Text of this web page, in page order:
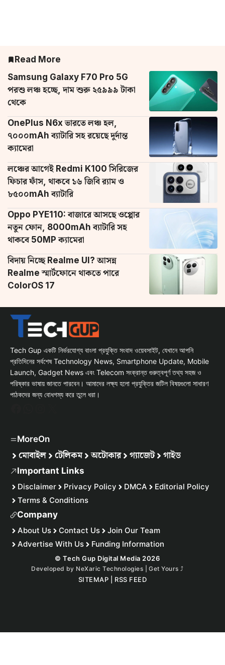
Read More
Samsung Galaxy F70 Pro 5G
পরশু লঞ্চ হচ্ছে, দাম শুরু ২৫৯৯৯ টাকা
থেকে
OnePlus N6x ভারতে লঞ্চ হল,
৭০০০mAh ব্যাটারি সহ রয়েছে দুর্দান্ত
ক্যামেরা
লঞ্চের আগেই Redmi K100 সিরিজের
ফিচার ফাঁস, থাকবে ১৬ জিবি র‌্যাম ও
৮৫০০mAh ব্যাটারি
Oppo PYE110: বাজারে আসছে ওপ্পোর
নতুন ফোন, 8000mAh ব্যাটারি সহ
থাকবে 50MP ক্যামেরা
বিদায় নিচ্ছে Realme UI? আসন্ন
Realme স্মার্টফোনে থাকতে পারে
ColorOS 17
Tech Gup একটি নির্ভরযোগ্য বাংলা প্রযুক্তি সংবাদ ওয়েবসাইট, যেখানে আপনি
প্রতিদিনের সর্বশেষ Technology News, Smartphone Update, Mobile
Launch, Gadget News এবং Telecom সংক্রান্ত গুরুত্বপূর্ণ তথ্য সহজ ও
পরিষ্কার ভাষায় জানতে পারবেন। আমাদের লক্ষ্য হলো প্রযুক্তির জটিল বিষয়গুলো সাধারণ
পাঠকদের জন্য বোধগম্য করে তুলে ধরা।
MoreOn
মোবাইল টেলিকম অটোকার গ্যাজেট গাইড
Important Links
Disclaimer Privacy Policy DMCA
Editorial Policy
Terms & Conditions
Company
About Us Contact Us
Join Our Team
Advertise With Us
Funding Information
© Tech Gup Digital Media 2026
Developed by NeXaric Technologies | Get Yours⤴︎
SITEMAP RSS FEED